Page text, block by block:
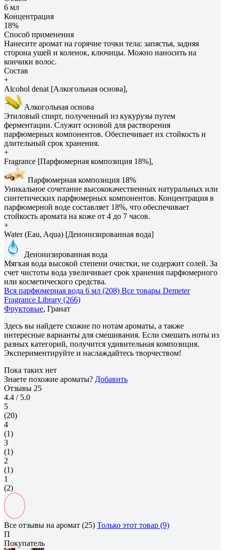
6 мл
Концентрация
18%
Способ применения
Нанесите аромат на горячие точки тела: запястья, задняя
сторона ушей и коленок, ключицы. Можно наносить на
кончики волос.
Состав
+
Alcohol denat [Алкогольная основа],
Алкогольная основа
Этиловый спирт, полученный из кукурузы путем
ферментации. Служит основой для растворения
парфюмерных компонентов. Обеспечивает их стойкость и
длительный срок хранения.
+
Fragrance [Парфюмерная композиция 18%],
Парфюмерная композиция 18%
Уникальное сочетание высококачественных натуральных или
синтетических парфюмерных компонентов. Концентрация в
парфюмерной воде составляет 18%, что обеспечивает
стойкость аромата на коже от 4 до 7 часов.
+
Water (Eau, Aqua) [Деионизированная вода]
Деионизированная вода
Мягкая вода высокой степени очистки, не содержит солей. За
счет чистоты вода увеличивает срок хранения парфюмерного
или косметического средства.
Вся парфюмерная вода 6 мл (208) Все товары Demeter
Fragrance Library (266)
Фруктовые, Гранат
Здесь вы найдете схожие по нотам ароматы, а также
интересные варианты для смешивания. Если смешать ноты из
разных категорий, получится удивительная композиция.
Экспериментируйте и наслаждайтесь творчеством!
Пока таких нет
Знаете похожие ароматы? Добавить
Отзывы 25
4.4 / 5.0
5
(20)
4
(1)
3
(1)
2
(1)
1
(2)
Все отзывы на аромат (25) Только этот товар (9)
П
Покупатель